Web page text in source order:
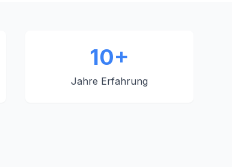
10+
Jahre Erfahrung